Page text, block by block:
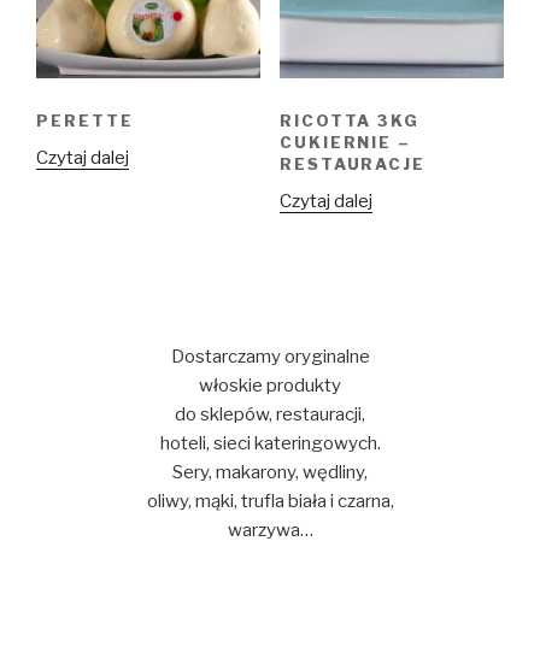
PERETTE
Czytaj dalej
RICOTTA 3KG
CUKIERNIE –
RESTAURACJE
Czytaj dalej
Dostarczamy oryginalne
włoskie produkty
do sklepów, restauracji,
hoteli, sieci kateringowych.
Sery, makarony, wędliny,
oliwy, mąki, trufla biała i czarna,
warzywa…